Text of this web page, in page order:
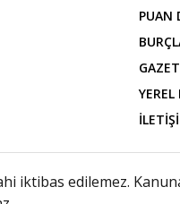
PUAN
YEREL
iktibas edilemez.